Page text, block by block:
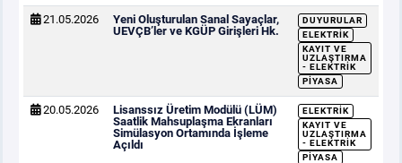
21.05.2026
Yeni Oluşturulan Sanal Sayaçlar,
UEVÇB’ler ve KGÜP Girişleri Hk.
DUYURULAR
ELEKTRIK
KAYIT VE
UZLAŞTIRMA
- ELEKTRIK
PIYASA
20.05.2026
Lisanssız Üretim Modülü (LÜM)
Saatlik Mahsuplaşma Ekranları
Simülasyon Ortamında İşleme
Açıldı
ELEKTRIK
KAYIT VE
UZLAŞTIRMA
- ELEKTRIK
PIYASA